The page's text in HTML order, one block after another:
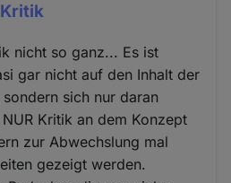
nicht so ganz... Es ist
gar nicht auf den Inhalt der
sich nur daran
Kritik an dem Konzept
zur Abwechslung mal
gezeigt werden.